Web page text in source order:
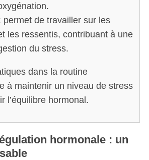
de travailler sur les
les ressentis, contribuant à une
du stress.
dans la routine
à maintenir un niveau de stress
l’équilibre hormonal.
hormonale : un